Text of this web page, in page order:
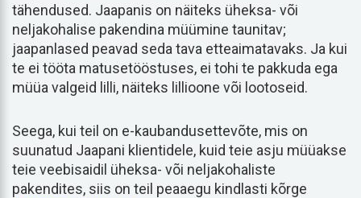
tähendused. Jaapanis on näiteks üheksa- või
neljakohalise pakendina müümine taunitav;
jaapanlased peavad seda tava etteaimatavaks. Ja kui
te ei tööta matusetööstuses, ei tohi te pakkuda ega
müüa valgeid lilli, näiteks lillioone või lootoseid.
Seega, kui teil on e-kaubandusettevõte, mis on
suunatud Jaapani klientidele, kuid teie asju müüakse
teie veebisaidil üheksa- või neljakohaliste
pakendites, siis on teil peaaegu kindlasti kõrge